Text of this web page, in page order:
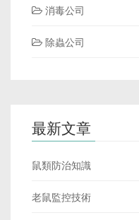
消毒公司
除蟲公司
最新文章
鼠類防治知識
老鼠監控技術